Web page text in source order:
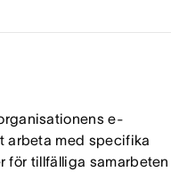
e-
arbeta med specifika
för tillfälliga samarbeten